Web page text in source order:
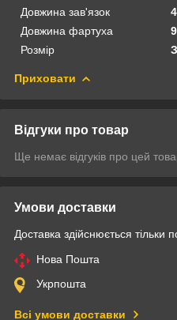
Довжина зав'язок
Довжина фартуха
Розмір
Приховати
Відгуки про товар
Ще немає відгуків про цей
Умови доставки
Доставка здійснюється тільки
Нова Пошта
Укрпошта
Всі умови доставки